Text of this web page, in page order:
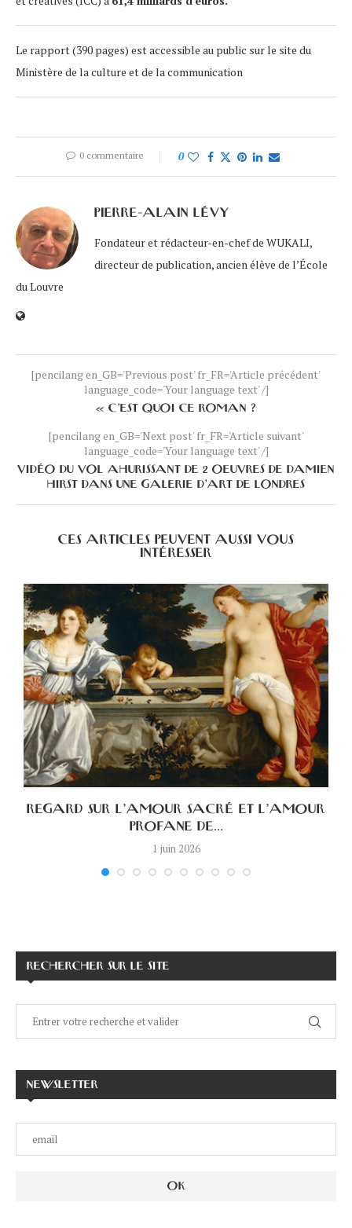
Le rapport (390 pages) est accessible au public sur le site du
Ministère de la culture et de la communication
0 commentaire 0
PIERRE-ALAIN LÉVY
Fondateur et rédacteur-en-chef de WUKALI,
directeur de publication, ancien élève de l’École
du Louvre
[pencilang en_GB='Previous post' fr_FR='Article précédent'
language_code='Your language text' /]
« C’EST QUOI CE ROMAN ?
[pencilang en_GB='Next post' fr_FR='Article suivant'
language_code='Your language text' /]
VIDÉO DU VOL AHURISSANT DE 2 OEUVRES DE DAMIEN
HIRST DANS UNE GALERIE D’ART DE LONDRES
CES ARTICLES PEUVENT AUSSI VOUS
INTÉRESSER
REGARD SUR L’AMOUR SACRÉ ET L’AMOUR
PROFANE DE...
1 juin 2026
RECHERCHER SUR LE SITE
NEWSLETTER